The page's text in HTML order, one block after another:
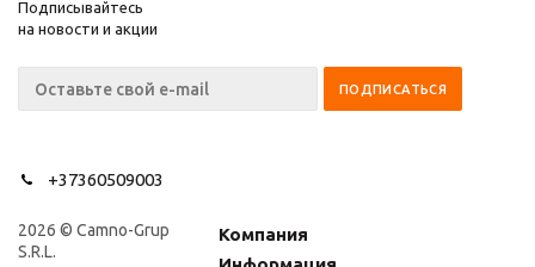
Подписывайтесь
на новости и акции
+37360509003
2026 © Camno-Grup
S.R.L.
Компания